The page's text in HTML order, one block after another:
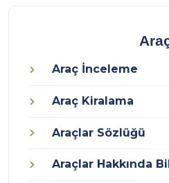
Araç İnceleme
Araç Kiralama
Araçlar Sözlüğü
Araçlar Hakkında